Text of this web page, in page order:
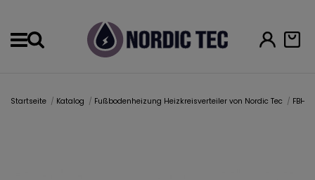
Startseite Katalog Fußbodenheizung Heizkreisverteiler von Nordic Tec FBH